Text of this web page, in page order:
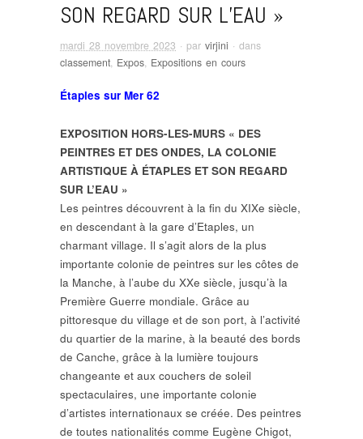
SON REGARD SUR L’EAU »
mardi 28 novembre 2023 · par virjini · dans
classement, Expos, Expositions en cours
Étaples sur Mer 62
EXPOSITION HORS-LES-MURS « DES
PEINTRES ET DES ONDES, LA COLONIE
ARTISTIQUE À ÉTAPLES ET SON REGARD
SUR L’EAU »
Les peintres découvrent à la fin du XIXe siècle,
en descendant à la gare d’Etaples, un
charmant village. Il s’agit alors de la plus
importante colonie de peintres sur les côtes de
la Manche, à l’aube du XXe siècle, jusqu’à la
Première Guerre mondiale. Grâce au
pittoresque du village et de son port, à l’activité
du quartier de la marine, à la beauté des bords
de Canche, grâce à la lumière toujours
changeante et aux couchers de soleil
spectaculaires, une importante colonie
d’artistes internationaux se créée. Des peintres
de toutes nationalités comme Eugène Chigot,